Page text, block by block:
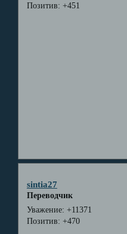
Позитив: +451
sintia27
Переводчик
Уважение: +11371
Позитив: +470